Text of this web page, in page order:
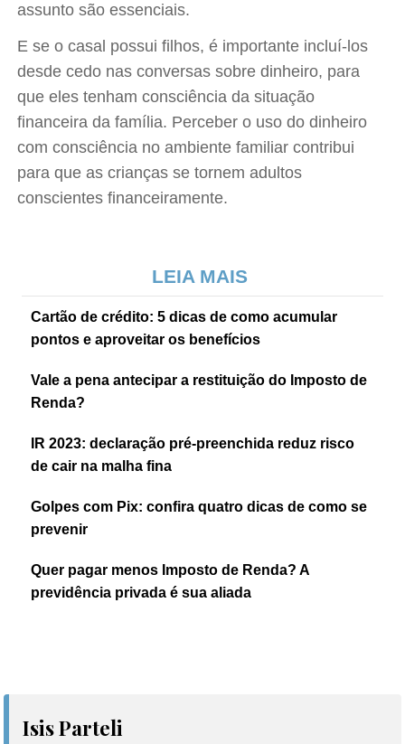
assunto são essenciais.
E se o casal possui filhos, é importante incluí-los
desde cedo nas conversas sobre dinheiro, para
que eles tenham consciência da situação
financeira da família. Perceber o uso do dinheiro
com consciência no ambiente familiar contribui
para que as crianças se tornem adultos
conscientes financeiramente.
LEIA MAIS
Cartão de crédito: 5 dicas de como acumular
pontos e aproveitar os benefícios
Vale a pena antecipar a restituição do Imposto de
Renda?
IR 2023: declaração pré-preenchida reduz risco
de cair na malha fina
Golpes com Pix: confira quatro dicas de como se
prevenir
Quer pagar menos Imposto de Renda? A
previdência privada é sua aliada
Isis Parteli